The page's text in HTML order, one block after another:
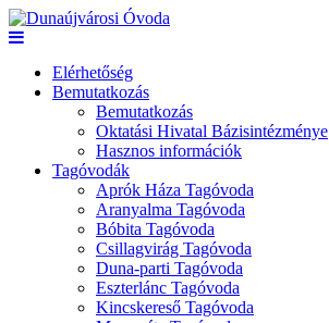
Elérhetőség
Bemutatkozás
Bemutatkozás
Oktatási Hivatal Bázisintézménye
Hasznos információk
Tagóvodák
Aprók Háza Tagóvoda
Aranyalma Tagóvoda
Bóbita Tagóvoda
Csillagvirág Tagóvoda
Duna-parti Tagóvoda
Eszterlánc Tagóvoda
Kincskereső Tagóvoda